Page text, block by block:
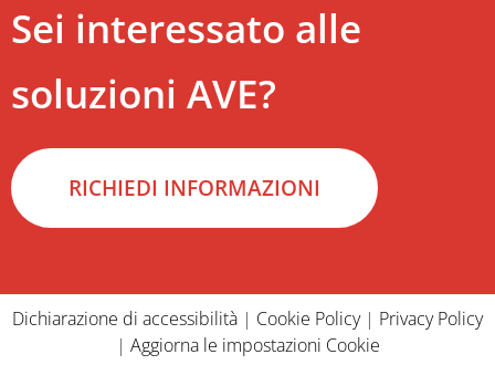
Sei interessato alle
soluzioni AVE?
RICHIEDI INFORMAZIONI
Dichiarazione di accessibilità | Cookie Policy| Privacy Policy
| Aggiorna le impostazioni Cookie